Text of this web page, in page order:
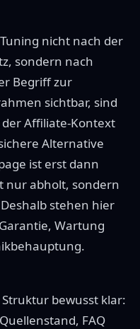
nicht nach der
sondern nach
Begriff zur
sichtbar, sind
Affiliate-Kontext
Alternative
ist erst dann
nur abholt, sondern
stehen hier
Wartung
Struktur bewusst klar:
FAQ